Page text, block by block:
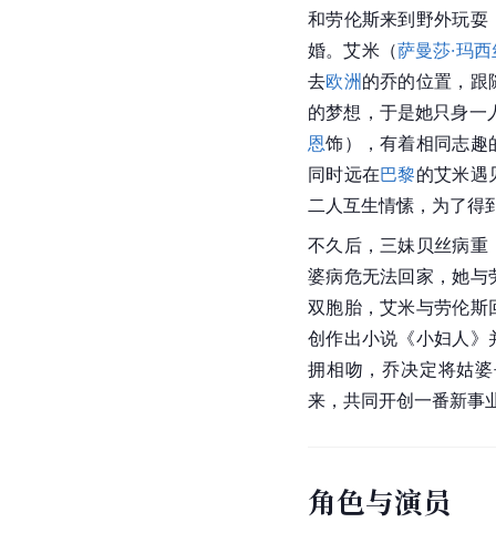
和劳伦斯来到野外玩耍
婚。艾米（萨曼莎·玛
去欧洲的乔的位置，跟
的梦想，于是她只身一
恩饰），有着相同志趣
同时远在巴黎的艾米遇
二人互生情愫，为了得
不久后，三妹贝丝病
婆病危无法回家，她与
双胞胎，艾米与劳伦斯
创作出小说《小妇人》
拥相吻，乔决定将姑
来，共同开创一番新事
角色与演员